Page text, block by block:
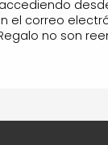
el correo
no son